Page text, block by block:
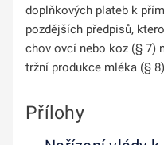
doplňkových plateb k
pozdějších předpisů,
chov ovcí nebo koz (§ 7)
tržní produkce mléka (§
Přílohy